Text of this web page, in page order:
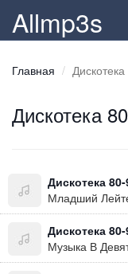
Allmp3s
Главная
Дискотека
Дискотека
Младший
Дискотека